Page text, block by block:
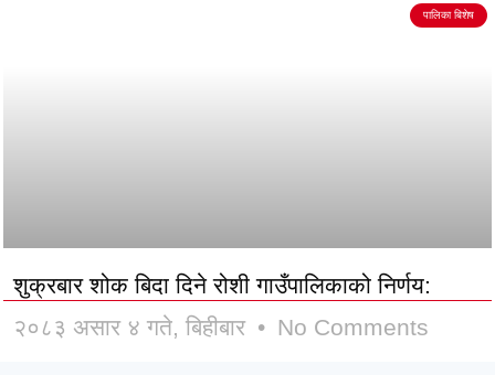
पालिका बिशेष
शुक्रबार शोक बिदा दिने रोशी गाउँपालिकाको निर्णय:
२०८३ असार ४ गते, बिहीबार
No Comments